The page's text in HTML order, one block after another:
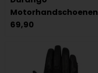
Motorhandschoenen
69,90